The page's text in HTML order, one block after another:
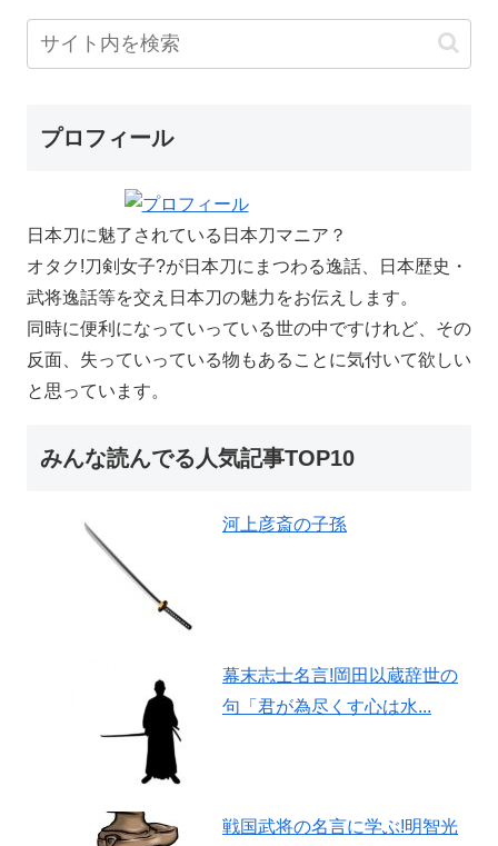
プロフィール
日本刀に魅了されている日本刀マニア？
オタク!刀剣女子?が日本刀にまつわる逸話、日本歴史・
武将逸話等を交え日本刀の魅力をお伝えします。
同時に便利になっていっている世の中ですけれど、その
反面、失っていっている物もあることに気付いて欲しい
と思っています。
みんな読んでる人気記事TOP10
河上彦斎の子孫
幕末志士名言!岡田以蔵辞世の
句「君が為尽くす心は水...
戦国武将の名言に学ぶ!明智光